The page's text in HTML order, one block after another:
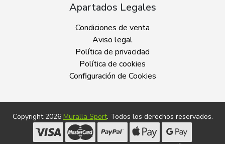
Apartados Legales
Condiciones de venta
Aviso legal
Política de privacidad
Política de cookies
Configuración de Cookies
Copyright 2026 Muralla Sport. Todos los derechos reservados.